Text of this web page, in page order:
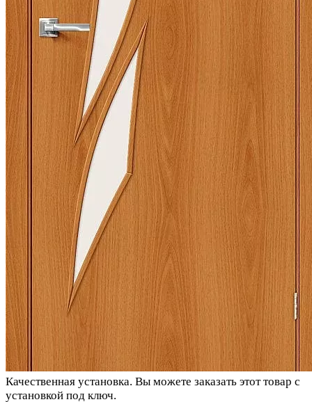
Качественная установка. Вы можете заказать этот товар с
установкой под ключ.